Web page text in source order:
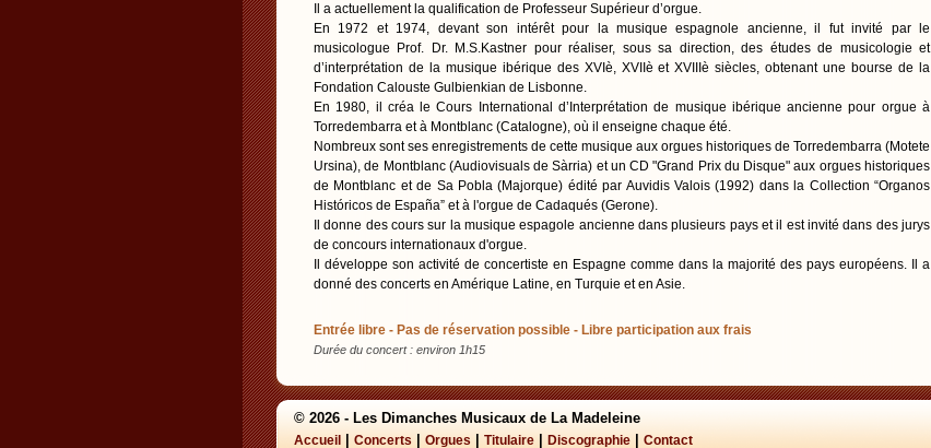
Il a actuellement la qualification de Professeur Supérieur d’orgue.
En 1972 et 1974, devant son intérêt pour la musique espagnole ancienne, il fut invité par le
musicologue Prof. Dr. M.S.Kastner pour réaliser, sous sa direction, des études de musicologie et
d’interprétation de la musique ibérique des XVIè, XVIIè et XVIIIè siècles, obtenant une bourse de la
Fondation Calouste Gulbienkian de Lisbonne.
En 1980, il créa le Cours International d’Interprétation de musique ibérique ancienne pour orgue à
Torredembarra et à Montblanc (Catalogne), où il enseigne chaque été.
Nombreux sont ses enregistrements de cette musique aux orgues historiques de Torredembarra (Motete
Ursina), de Montblanc (Audiovisuals de Sàrria) et un CD "Grand Prix du Disque" aux orgues historiques
de Montblanc et de Sa Pobla (Majorque) édité par Auvidis Valois (1992) dans la Collection “Organos
Históricos de España” et à l'orgue de Cadaqués (Gerone).
Il donne des cours sur la musique espagole ancienne dans plusieurs pays et il est invité dans des jurys
de concours internationaux d'orgue.
Il développe son activité de concertiste en Espagne comme dans la majorité des pays européens. Il a
donné des concerts en Amérique Latine, en Turquie et en Asie.
Entrée libre - Pas de réservation possible - Libre participation aux frais
Durée du concert : environ 1h15
© 2026 - Les Dimanches Musicaux de La Madeleine
Accueil Concerts Orgues Titulaire Discographie Contact